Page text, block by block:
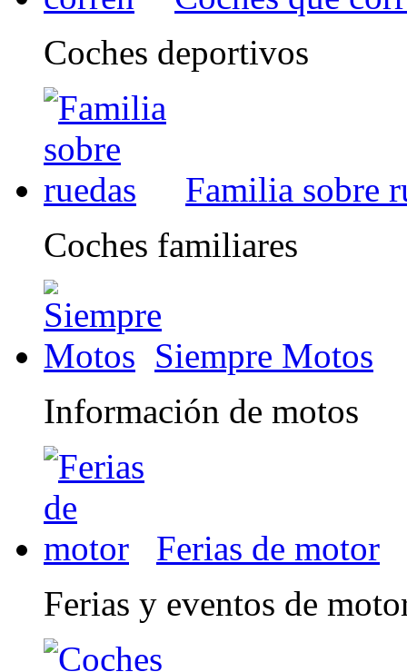
Coches deportivos
Familia sobre
Coches familiares
Siempre Motos
Información de motos
Ferias de motor
Ferias y eventos de